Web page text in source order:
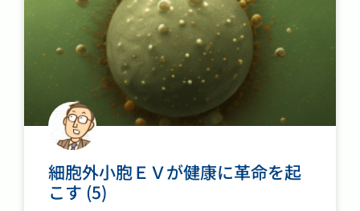
細胞外小胞ＥＶが健康に革命を起
こす (5)